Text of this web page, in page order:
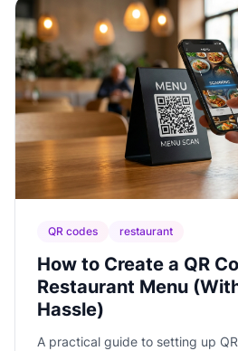
QR codes restaurant
How to Create a QR
Restaurant Menu
Hassle)
A practical guide to setting up